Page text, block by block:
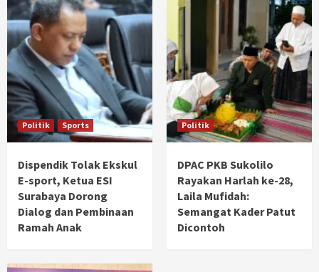
Politik Sports
Dispendik Tolak Ekskul
E-sport, Ketua ESI
Surabaya Dorong
Dialog dan Pembinaan
Ramah Anak
Politik
DPAC PKB Sukolilo
Rayakan Harlah ke-28,
Laila Mufidah:
Semangat Kader Patut
Dicontoh